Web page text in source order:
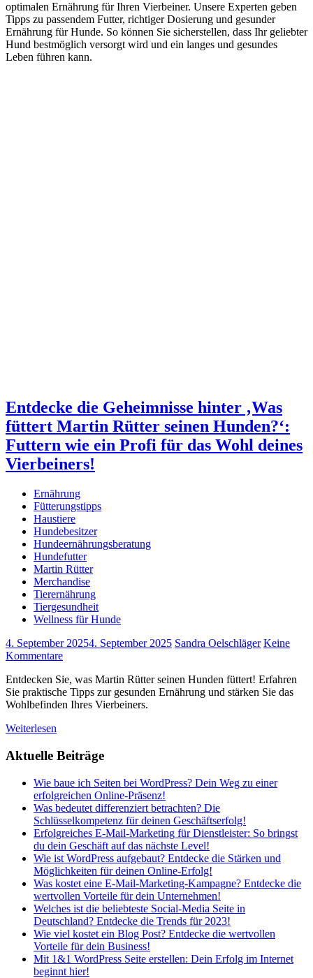
optimalen Ernährung für Ihren Vierbeiner. Unsere Experten geben
Tipps zu passendem Futter, richtiger Dosierung und gesunder
Ernährung für Hunde. So können Sie sicherstellen, dass Ihr geliebter
Hund bestmöglich versorgt wird und ein langes und gesundes
Leben führen kann.
Entdecke die Geheimnisse hinter ‚Was
füttert Martin Rütter seinen Hunden?‘:
Futtern wie ein Profi für das Wohl deines
Vierbeiners!
Ernährung
Fütterungstipps
Haustiere
Hundebesitzer
Hundeernährungsberatung
Hundefutter
Martin Rütter
Merchandise
Tierernährung
Tiergesundheit
Wellness für Hunde
4. September 20254. September 2025 Sandra Oelschläger Keine
Kommentare
Entdecken Sie, was Martin Rütter seinen Hunden füttert! Erfahren
Sie praktische Tipps zur gesunden Ernährung und stärken Sie das
Wohlbefinden Ihres Vierbeiners.
Weiterlesen
Aktuelle Beiträge
Wie baue ich Seiten bei WordPress? Dein Weg zu einer
erfolgreichen Online-Präsenz!
Was bedeutet differenziert betrachten? Die
Schlüsselkompetenz für deinen Geschäftserfolg!
Erfolgreiches E-Mail-Marketing für Dienstleister: So bringst
du dein Geschäft auf das nächste Level!
Wie ist WordPress aufgebaut? Entdecke die Stärken und
Möglichkeiten für deinen Online-Erfolg!
Was kostet eine E-Mail-Marketing-Kampagne? Entdecke die
wertvollen Vorteile für dein Unternehmen!
Welches ist die beliebteste Social-Media Seite in
Deutschland? Entdecke die Trends für 2023!
Wie viel kostet ein Blog Post? Entdecke die wertvollen
Vorteile für dein Business!
Mit 1&1 WordPress Seite erstellen: Dein Erfolg im Internet
beginnt hier!